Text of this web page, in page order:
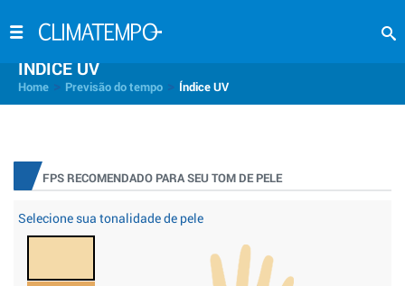
INDICE UV
Home Previsão do tempo Índice UV
FPS RECOMENDADO PARA SEU TOM DE PELE
Selecione sua tonalidade de pele